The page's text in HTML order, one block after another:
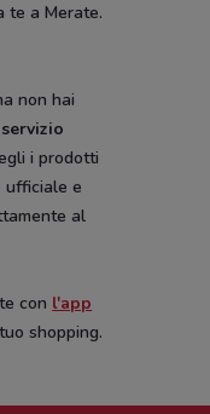
te a Merate.
non hai
servizio
i prodotti
ufficiale e
al
con l'app
shopping.